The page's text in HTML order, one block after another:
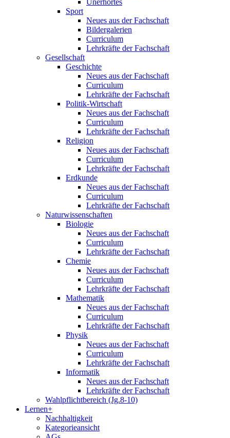
Unerhörtes
Sport
Neues aus der Fachschaft
Bildergalerien
Curriculum
Lehrkräfte der Fachschaft
Gesellschaft
Geschichte
Neues aus der Fachschaft
Curriculum
Lehrkräfte der Fachschaft
Politik-Wirtschaft
Neues aus der Fachschaft
Curriculum
Lehrkräfte der Fachschaft
Religion
Neues aus der Fachschaft
Curriculum
Lehrkräfte der Fachschaft
Erdkunde
Neues aus der Fachschaft
Curriculum
Lehrkräfte der Fachschaft
Naturwissenschaften
Biologie
Neues aus der Fachschaft
Curriculum
Lehrkräfte der Fachschaft
Chemie
Neues aus der Fachschaft
Curriculum
Lehrkräfte der Fachschaft
Mathematik
Neues aus der Fachschaft
Curriculum
Lehrkräfte der Fachschaft
Physik
Neues aus der Fachschaft
Curriculum
Lehrkräfte der Fachschaft
Informatik
Neues aus der Fachschaft
Lehrkräfte der Fachschaft
Wahlpflichtbereich (Jg.8-10)
Lernen+
Nachhaltigkeit
Kategorieansicht